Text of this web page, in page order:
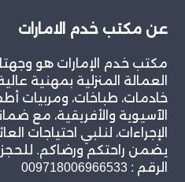
عن مكتب خدم الامارات
مكتب خدم الإمارات هو
العمالة المنزلية بمهنية
خادمات، طباخات، ومربيات
الآسيوية والأفريقية، مع
الإجراءات، لنلبي احتياجات
يضمن راحتكم ورضاكم.
الرقم : 009718006966533